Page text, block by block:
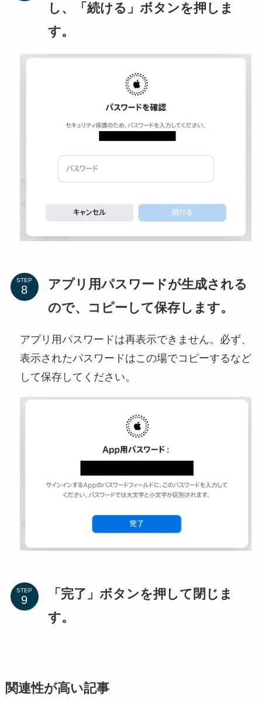
し、「続ける」ボタンを押しま
す。
STEP
アプリ用パスワードが生成される
ので、コピーして保存します。
アプリ用パスワードは再表示できません。必ず、
表示されたパスワードはこの場でコピーするなど
して保存してください。
STEP
「完了」ボタンを押して閉じま
す。
関連性が高い記事